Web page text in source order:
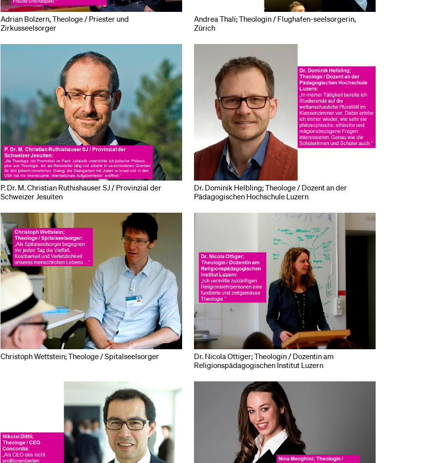
Adrian Bolzern, Theologe / Priester und
Zirkusseelsorger
Andrea Thali; Theologin / Flughafen-seelsorgerin,
Zürich
P. Dr. M. Christian Ruthishauser SJ / Provinzial der
Schweizer Jesuiten
Dr. Dominik Helbling; Theologe / Dozent an der
Pädagogischen Hochschule Luzern
Christoph Wettstein; Theologe / Spitalseelsorger
Dr. Nicola Ottiger; Theologin / Dozentin am
Religionspädagogischen Institut Luzern